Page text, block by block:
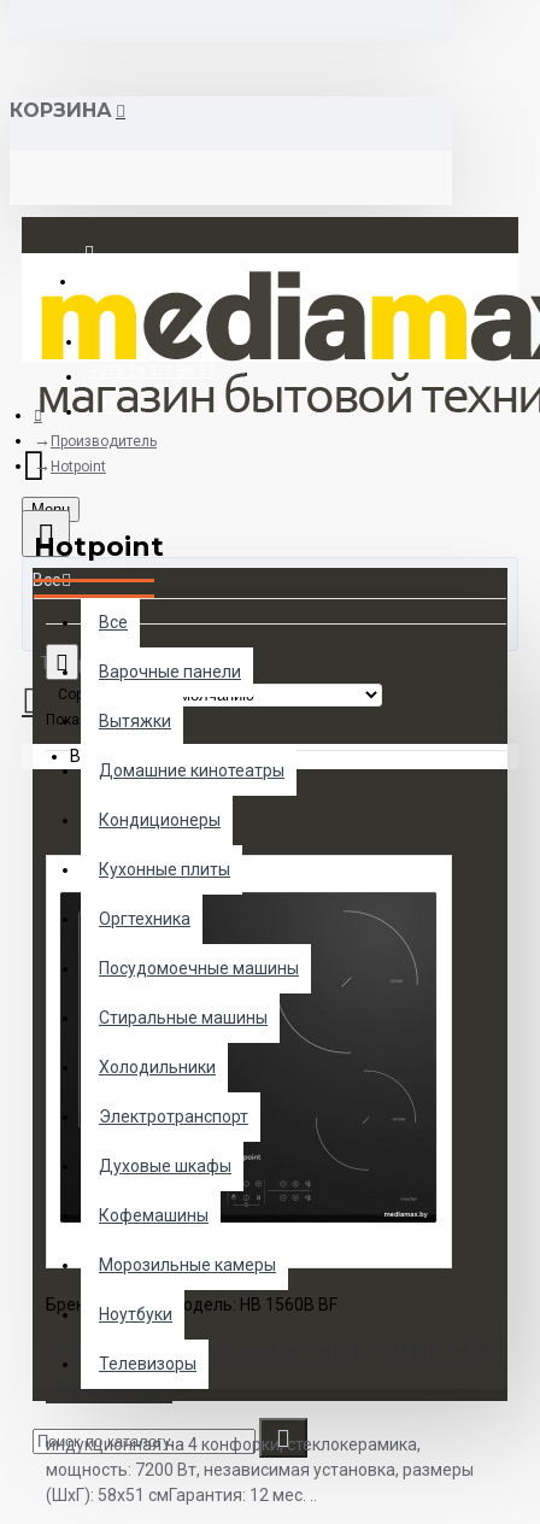
КОРЗИНА
Регистрация
+375 33 673 17 31 (МТС)
Menu
Все
Все
Варочные панели
Вытяжки
Домашние кинотеатры
Кондиционеры
Кухонные плиты
Оргтехника
Посудомоечные машины
Стиральные машины
Холодильники
Электротранспорт
Духовые шкафы
Кофемашины
Морозильные камеры
Ноутбуки
Телевизоры
Товаров 0 (0 руб.)
Ваша корзина пуста!
Производитель
Hotpoint
Hotpoint
Сортировка:
Показать:
Бренд: Hotpoint Модель: HB 1560B BF
Варочная панель Hotpoint HB
1560B BF
индукционная на 4 конфорки, cтеклокерамика,
мощность: 7200 Вт, независимая установка, размеры
(ШхГ): 58x51 смГарантия: 12 мес. ..